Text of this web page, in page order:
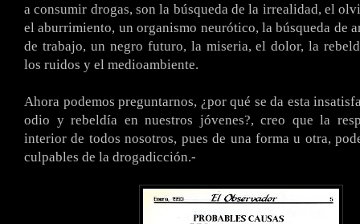
a consumir drogas, son la búsqueda de la irrealidad, el
el aburrimiento, un organismo neurótico, la búsqueda de
de trabajo, un negro futuro, la miseria, el dolor, la
los ruidos y el medioambiente.
Ahora podemos preguntarnos, ¿por qué se da esta
odio y rebeldía en nuestros jóvenes?, creo que la
interior de todos nosotros, pues de una forma u otra,
culpables de la drogadicción.-